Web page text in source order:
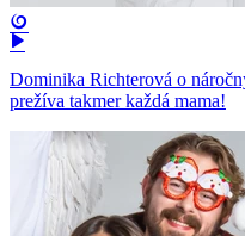
Dominika Richterová o
prežíva takmer každá mama!